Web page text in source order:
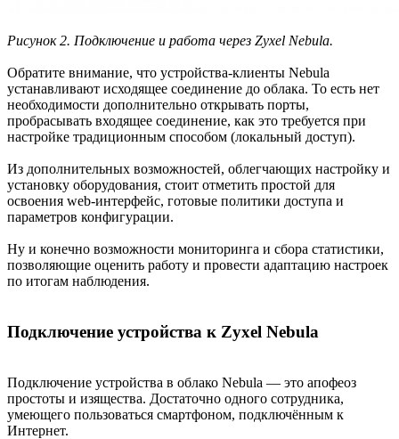
Рисунок 2. Подключение и работа через Zyxel Nebula.
Обратите внимание, что устройства-клиенты Nebula
устанавливают исходящее соединение до облака. То есть нет
необходимости дополнительно открывать порты,
пробрасывать входящее соединение, как это требуется при
настройке традиционным способом (локальный доступ).
Из дополнительных возможностей, облегчающих настройку и
установку оборудования, стоит отметить простой для
освоения web-интерфейс, готовые политики доступа и
параметров конфигурации.
Ну и конечно возможности мониторинга и сбора статистики,
позволяющие оценить работу и провести адаптацию настроек
по итогам наблюдения.
Подключение устройства к Zyxel Nebula
Подключение устройства в облако Nebula — это апофеоз
простоты и изящества. Достаточно одного сотрудника,
умеющего пользоваться смартфоном, подключённым к
Интернет.